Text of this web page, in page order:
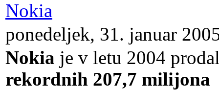
Nokia
ponedeljek, 31. januar
Nokia je v letu 2004
rekordnih 207,7 milijona